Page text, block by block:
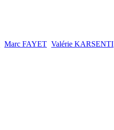
Marc FAYET Valérie KARSENTI